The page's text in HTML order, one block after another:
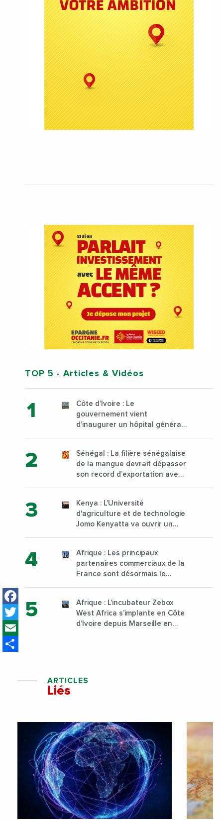
Facebook
Twitter
TOP 5 - Articles & Vidéos
Côte d’Ivoire : Le
gouvernement vient
d’inaugurer un hôpital général
Sénégal : La filière sénégalaise
de la mangue devrait dépasser
son record d’exportation avec
Kenya : L’Université
d'agriculture et de technologie
Jomo Kenyatta va ouvrir un
sur son campus de Karen à
Nairobi dès janvier 2023
Afrique : Les principaux
partenaires commerciaux de la
France sont désormais le
Afrique : L’incubateur Zebox
West Africa s’implante en Côte
d’Ivoire depuis Marseille en
ARTICLES
Liés